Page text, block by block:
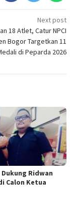
Next post
18 Atlet, Catur NPCI
Bogor Targetkan 11
di Peparda 2026
Ridwan
Calon Ketua